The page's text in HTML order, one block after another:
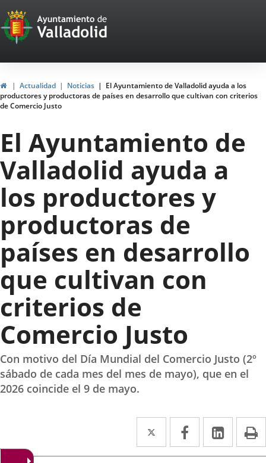
Portal
Web
del
Ayuntamiento
de
Valladolid
InicioActualidad Noticias
El Ayuntamiento de Valladolid ayuda a los
productores y productoras de países en desarrollo que cultivan con criterios
de Comercio Justo
El Ayuntamiento de
Valladolid ayuda a
los productores y
productoras de
países en desarrollo
que cultivan con
criterios de
Comercio Justo
Con motivo del Día Mundial del Comercio Justo (2º
sábado de cada mes del mes de mayo), que en el
2026 coincide el 9 de mayo.
Twitter
Enlace
a
Facebook
Enlace
a
Enlace
a